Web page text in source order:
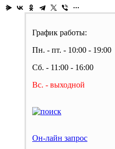
График работы:
Пн. - пт. - 10:00 - 19:00
Сб. - 11:00 - 16:00
Вс. - выходной
Он-лайн запрос